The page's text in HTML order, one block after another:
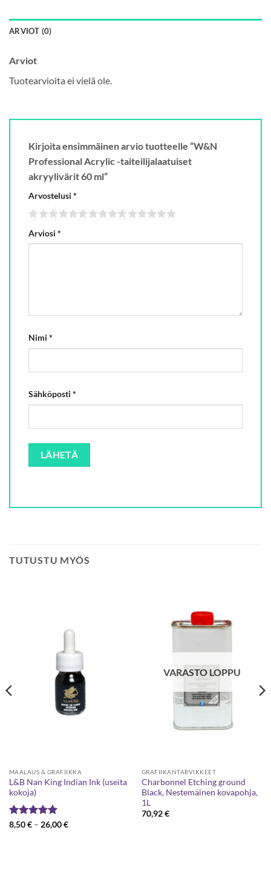
ARVIOT (0)
Arviot
Tuotearvioita ei vielä ole.
Kirjoita ensimmäinen arvio tuotteelle “W&N
Professional Acrylic -taiteilijalaatuiset
akryylivärit 60 ml”
Arvostelusi *
Arviosi *
Nimi *
Sähköposti *
TUTUSTU MYÖS
MAALAUS & GRAFIIKKA
L&B Nan King Indian Ink (useita
kokoja)
Arvostelu
8,50€ – 26,00€Hintaluokka:
VARASTO LOPPU
GRAFIIKANTARVIKKEET
Charbonnel Etching ground
Black, Nestemäinen kovapohja,
1L
70,92€